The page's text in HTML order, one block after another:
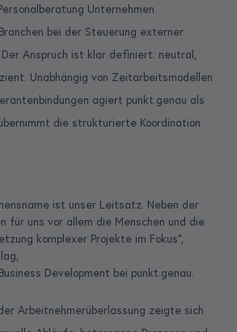
Unternehmen
bei der Steuerung externer
Der Anspruch ist klar definiert: neutral,
Unabhängig von Zeitarbeitsmodellen
agiert punkt.genau als
die strukturierte Koordination
ist unser Leitsatz. Neben der
für uns vor allem die Menschen und die
komplexer Projekte im Fokus“,
Development bei punkt.genau.
Arbeitnehmerüberlassung zeigte sich